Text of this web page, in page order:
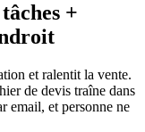
+
et ralentit la vente.
de devis traîne dans
email, et personne ne